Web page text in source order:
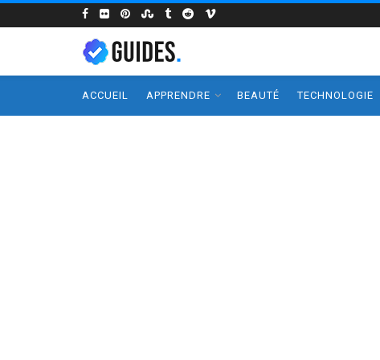
ACCUEIL APPRENDRE BEAUTÉ TECHNOLOGIE